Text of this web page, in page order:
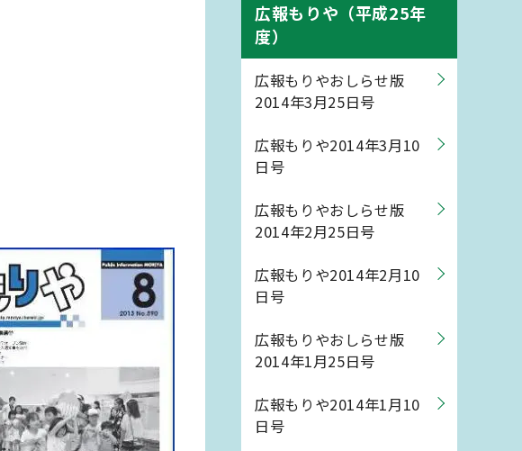
広報もりや（平成25年
度）
広報もりやおしらせ版
2014年3月25日号
広報もりや2014年3月10
日号
広報もりやおしらせ版
2014年2月25日号
広報もりや2014年2月10
日号
広報もりやおしらせ版
2014年1月25日号
広報もりや2014年1月10
日号